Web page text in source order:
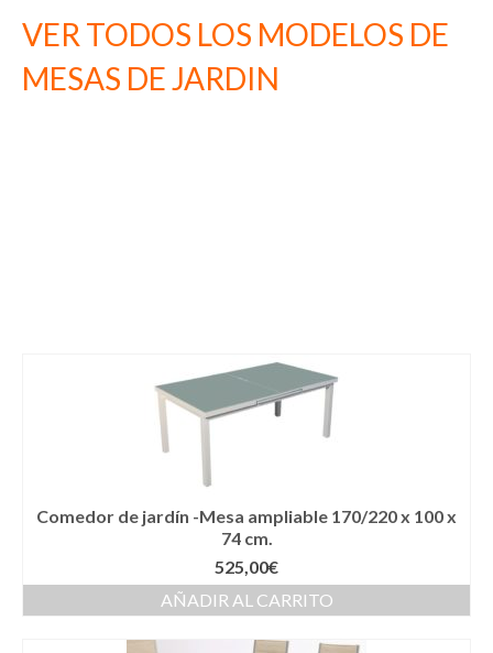
Barcelona
VER TODOS LOS MODELOS DE
MESAS DE JARDIN
Comedor de jardín -Mesa ampliable 170/220 x 100 x
74 cm.
525,00€
AÑADIR AL CARRITO